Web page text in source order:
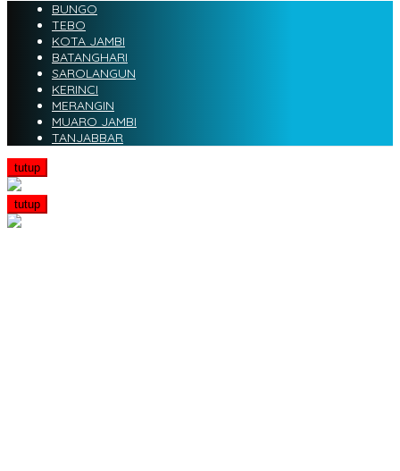
BUNGO
TEBO
KOTA JAMBI
BATANGHARI
SAROLANGUN
KERINCI
MERANGIN
MUARO JAMBI
TANJABBAR
tutup
tutup